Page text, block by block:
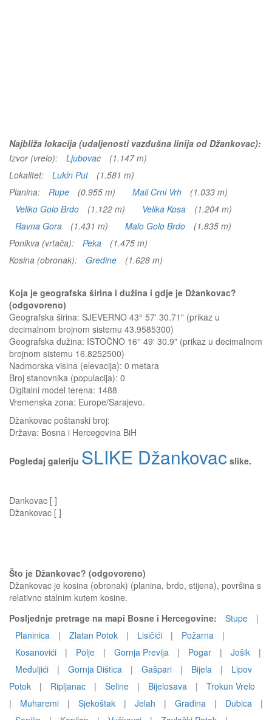
Najbliža lokacija (udaljenosti vazdušna linija od Džankovac):
Izvor (vrelo):
Ljubovac
(1.147 m)
Lokalitet:
Lukin Put
(1.581 m)
Planina:
Rupe (0.955 m) Mali Crni Vrh
(1.033 m)
Veliko Golo Brdo
(1.122 m) Velika Kosa
(1.204 m)
Ravna Gora
(1.431 m) Malo Golo Brdo
(1.835 m)
Ponikva (vrtača):
Peka
(1.475 m)
Kosina (obronak):
Gredine (1.628 m)
Koja je geografska širina i dužina i gdje je Džankovac?
(odgovoreno)
Geografska širina: SJEVERNO 43° 57' 30.71" (prikaz u
decimalnom brojnom sistemu 43.9585300)
Geografska dužina: ISTOČNO 16° 49' 30.9" (prikaz u decimalnom
brojnom sistemu 16.8252500)
Nadmorska visina (elevacija): 0 metara
Broj stanovnika (populacija): 0
Digitalni model terena: 1488
Vremenska zona: Europe/Sarajevo.
Džankovac poštanski broj:
Država: Bosna i Hercegovina BiH
Pogledaj galeriju SLIKE Džankovac slike.
Dankovac [ ]
Džankovac [ ]
Što je Džankovac? (odgovoreno)
Džankovac je kosina (obronak) (planina, brdo, stijena), površina s
relativno stalnim kutem kosine.
Posljednje pretrage na mapi Bosne i Hercegovine:
Stupe
|
Planinica
| Zlatan Potok | Lisičići | Požarna
|
Kosanovići
| Polje | Gornja Previja | Pogar | Jošik
|
Međuljići
| Gornja Dištica | Gašpari | Bijela |
Lipov
Potok
| Ripljanac | Seline | Bijelosava |
Trokun Vrelo
|
Muharemi | Sjekoštak | Jelah | Gradina | Dubica
|